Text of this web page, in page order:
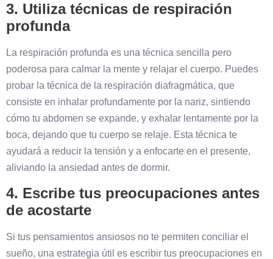
3. Utiliza técnicas de respiración
profunda
La respiración profunda es una técnica sencilla pero
poderosa para calmar la mente y relajar el cuerpo. Puedes
probar la técnica de la respiración diafragmática, que
consiste en inhalar profundamente por la nariz, sintiendo
cómo tu abdomen se expande, y exhalar lentamente por la
boca, dejando que tu cuerpo se relaje. Esta técnica te
ayudará a reducir la tensión y a enfocarte en el presente,
aliviando la ansiedad antes de dormir.
4. Escribe tus preocupaciones antes
de acostarte
Si tus pensamientos ansiosos no te permiten conciliar el
sueño, una estrategia útil es escribir tus preocupaciones en